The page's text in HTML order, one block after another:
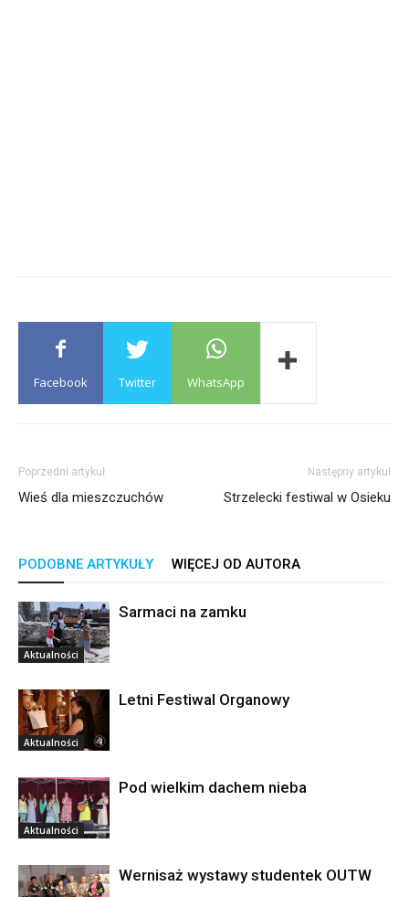
Facebook Twitter WhatsApp
Poprzedni artykuł
Wieś dla mieszczuchów
Następny artykuł
Strzelecki festiwal w Osieku
PODOBNE ARTYKUŁY WIĘCEJ OD AUTORA
Aktualności
Sarmaci na zamku
Aktualności
Letni Festiwal Organowy
Aktualności
Pod wielkim dachem nieba
Wernisaż wystawy studentek OUTW